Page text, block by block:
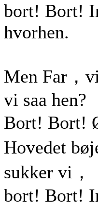
bort! Bort!
hvorhen.
Men Far，
vi saa hen?
Bort! Bort!
Hovedet
sukker vi，
bort! Bort!